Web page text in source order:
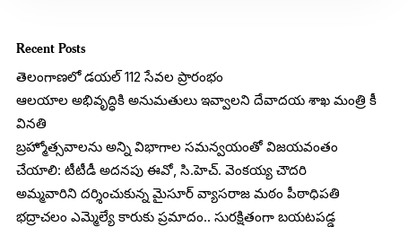
Recent Posts
తెలంగాణలో డయల్‌ 112 సేవల ప్రారంభం
ఆలయాల అభివృద్ధికి అనుమతులు ఇవ్వాలని దేవాదయ శాఖ మంత్రి కీ
వినతి
బ్రహ్మోత్సవాలను అన్ని విభాగాల సమన్వయంతో విజయవంతం
చేయాలి: టీటీడీ అదనపు ఈవో, సి.హెచ్. వెంకయ్య చౌదరి
అమ్మవారిని దర్శించుకున్న మైసూర్ వ్యాసరాజ మఠం పీఠాధిపతి
భద్రాచలం ఎమ్మెల్యే కారుకు ప్రమాదం.. సురక్షితంగా బయటపడ్డ